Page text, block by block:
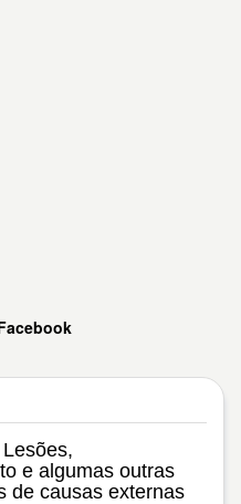
e algumas outras
de causas externas